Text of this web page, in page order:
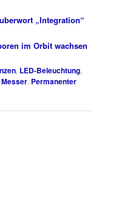
„Integration“
im Orbit wachsen
, LED-Beleuchtung,
. Permanenter